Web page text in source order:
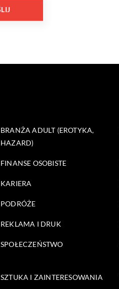
BRANŻA ADULT (EROTYKA,
HAZARD)
FINANSE OSOBISTE
KARIERA
PODRÓŻE
REKLAMA I DRUK
SPOŁECZEŃSTWO
SZTUKA I ZAINTERESOWANIA